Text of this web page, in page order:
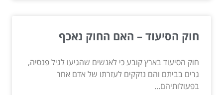
חוק הסיעוד – האם החוק נאכף
חוק הסיעוד בארץ קובע כי לאנשים שהגיעו לגיל פנסיה,
גרים בביתם והם נזקקים לעזרתו של אדם אחר
בפעולותיהם...